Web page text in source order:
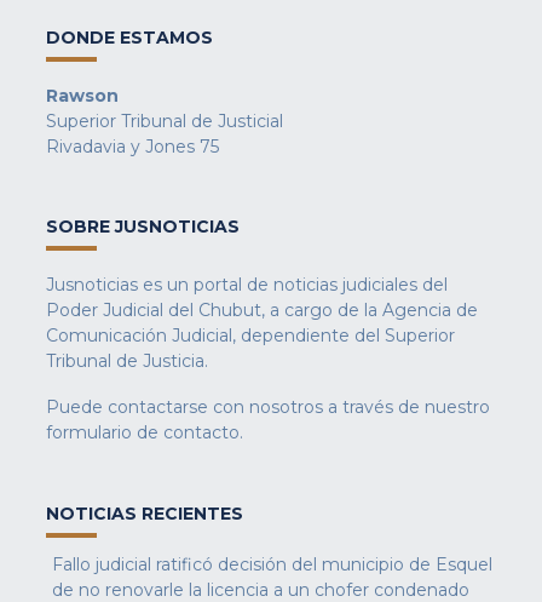
DONDE ESTAMOS
Rawson
Superior Tribunal de Justicial
Rivadavia y Jones 75
SOBRE JUSNOTICIAS
Jusnoticias es un portal de noticias judiciales del
Poder Judicial del Chubut, a cargo de la Agencia de
Comunicación Judicial, dependiente del Superior
Tribunal de Justicia.
Puede contactarse con nosotros a través de nuestro
formulario de contacto.
NOTICIAS RECIENTES
Fallo judicial ratificó decisión del municipio de Esquel
de no renovarle la licencia a un chofer condenado